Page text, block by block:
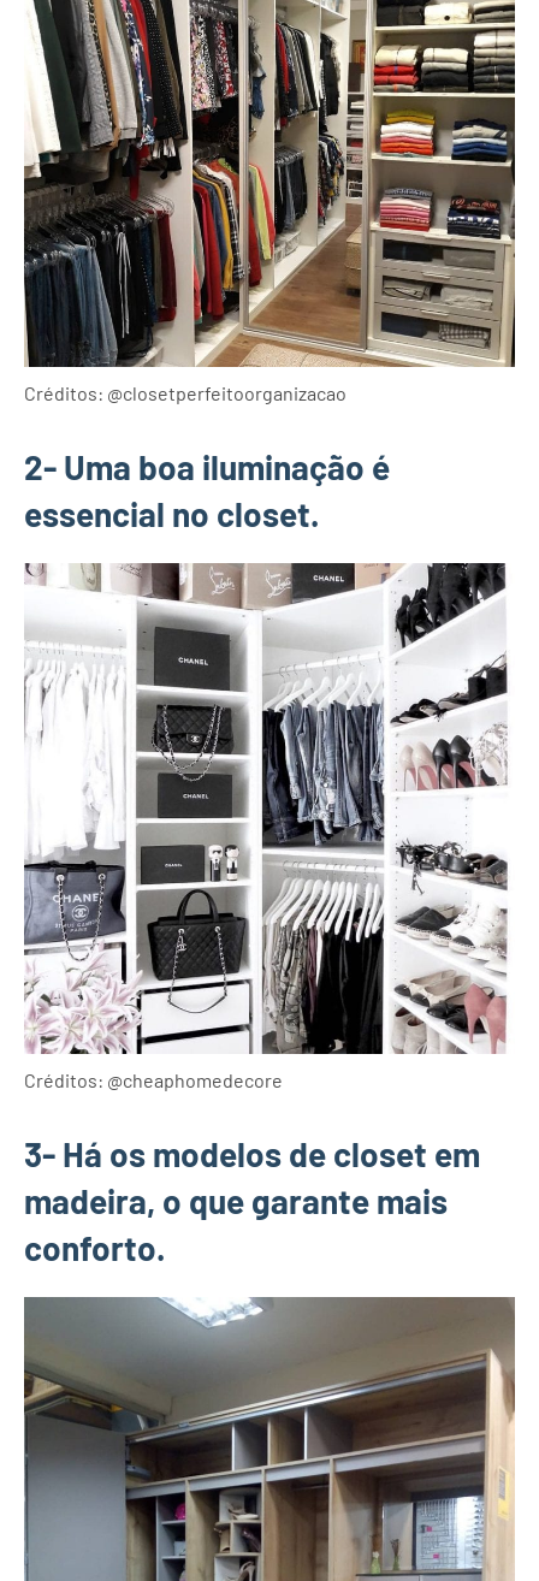
Créditos: @closetperfeitoorganizacao
2- Uma boa iluminação é
essencial no closet.
Créditos: @cheaphomedecore
3- Há os modelos de closet em
madeira, o que garante mais
conforto.